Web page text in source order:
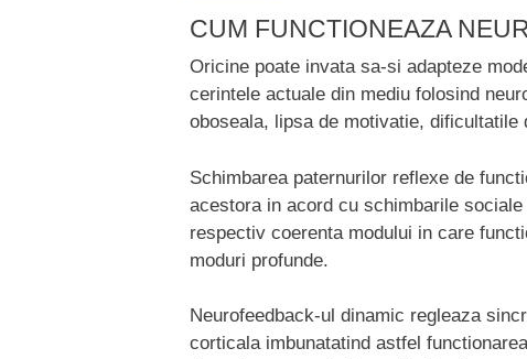
CUM FUNCTIONEAZA
Oricine poate invata sa-si adapteze
cerintele actuale din mediu folosind
oboseala, lipsa de motivatie,
Schimbarea paternurilor reflexe de
acestora in acord cu schimbarile
respectiv coerenta modului in care
moduri profunde.
Neurofeedback-ul dinamic regleaza
corticala imbunatatind astfel